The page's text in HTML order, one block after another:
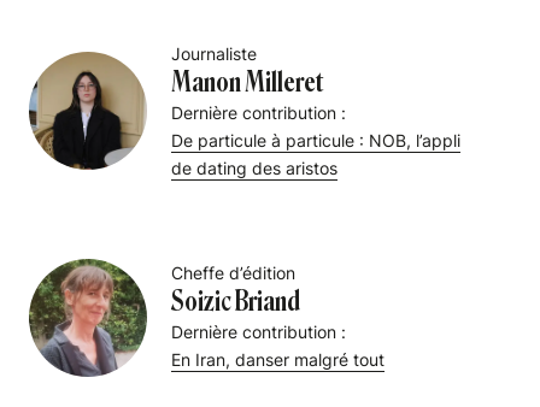
Journaliste
Manon Milleret
Dernière contribution :
De particule à particule : NOB, l’appli
de dating des aristos
Cheffe d’édition
Soizic Briand
Dernière contribution :
En Iran, danser malgré tout